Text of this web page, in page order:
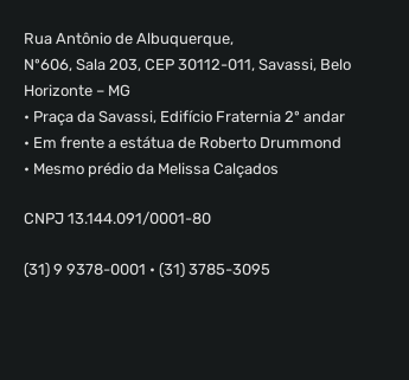
Rua Antônio de Albuquerque,
Nº606, Sala 203, CEP 30112-011, Savassi, Belo
Horizonte – MG
• Praça da Savassi, Edifício Fraternia 2º andar
• Em frente a estátua de Roberto Drummond
• Mesmo prédio da Melissa Calçados
CNPJ 13.144.091/0001-80
(31) 9 9378-0001 • (31) 3785-3095